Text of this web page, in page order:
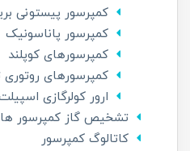
کمپرسور پیستونی
کمپرسور پاناسونیک
کمپرسورهای کوپلند
کمپرسورهای روتوری
ارور کولرگازی
تشخیص گاز کمپرسور ها
کاتالوگ کمپرسور